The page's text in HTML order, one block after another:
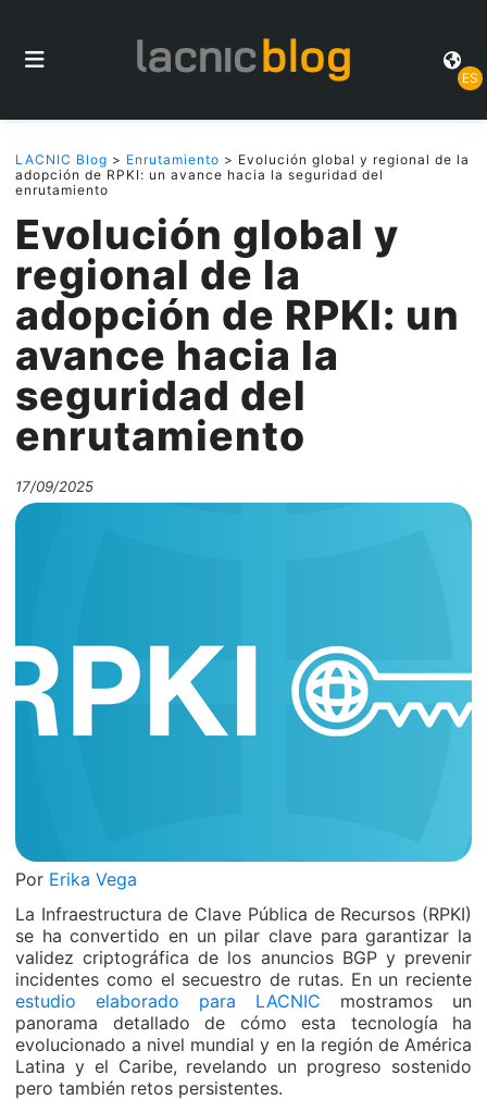
ES
LACNIC Blog > Enrutamiento > Evolución global y regional de la
adopción de RPKI: un avance hacia la seguridad del
enrutamiento
Evolución global y
regional de la
adopción de RPKI: un
avance hacia la
seguridad del
enrutamiento
17/09/2025
Por Erika Vega
La Infraestructura de Clave Pública de Recursos (RPKI)
se ha convertido en un pilar clave para garantizar la
validez criptográfica de los anuncios BGP y prevenir
incidentes como el secuestro de rutas. En un reciente
estudio elaborado para LACNIC mostramos un
panorama detallado de cómo esta tecnología ha
evolucionado a nivel mundial y en la región de América
Latina y el Caribe, revelando un progreso sostenido
pero también retos persistentes.